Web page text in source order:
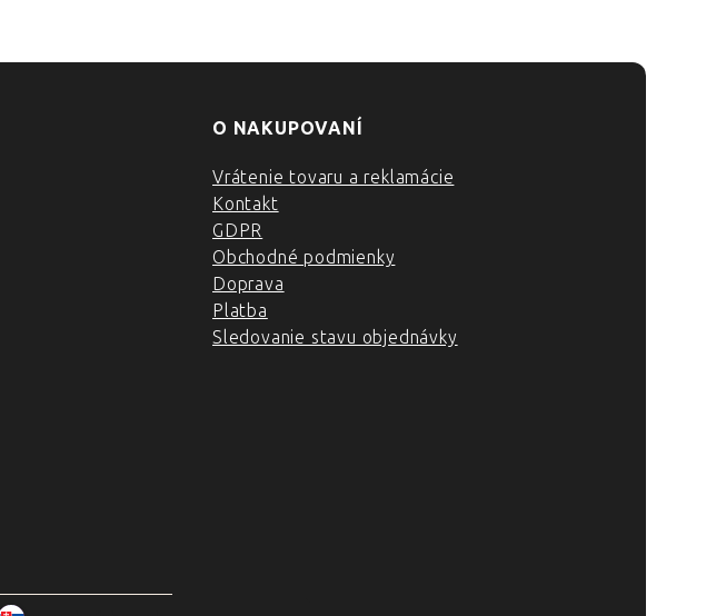
O NAKUPOVANÍ
Vrátenie tovaru a reklamácie
Kontakt
GDPR
Obchodné podmienky
Doprava
Platba
Sledovanie stavu objednávky